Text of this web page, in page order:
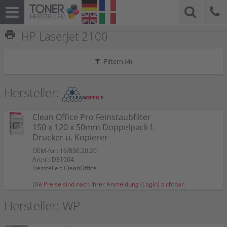
print HP LaserJet 2100
Filtern (4)
Hersteller:
Clean Office Pro Feinstaubfilter
150 x 120 x 50mm Doppelpack f.
Drucker u. Kopierer
OEM-Nr.: 16/830.20.20
Artnr.: DE1004
Hersteller: CleanOffice
Die Preise sind nach Ihrer Anmeldung (Login) sichtbar.
Hersteller: WP